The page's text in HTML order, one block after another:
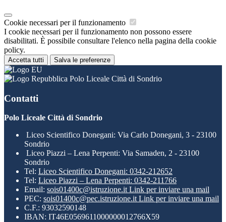
Cookie necessari per il funzionamento
I cookie necessari per il funzionamento non possono essere
disabilitati. È possibile consultare l'elenco nella pagina della cookie
policy.
Accetta tutti Salva le preferenze
Polo Liceale Città di Sondrio
Contatti
Polo Liceale Città di Sondrio
Liceo Scientifico Donegani: Via Carlo Donegani, 3 - 23100
Sondrio
Liceo Piazzi – Lena Perpenti: Via Samaden, 2 - 23100
Sondrio
Tel: Liceo Scientifico Donegani: 0342-212652
Tel: Liceo Piazzi – Lena Perpenti: 0342-211766
Email: sois01400c@istruzione.it Link per inviare una mail
PEC: sois01400c@pec.istruzione.it Link per inviare una mail
C.F.: 93032590148
IBAN: IT46E0569611000000012766X59